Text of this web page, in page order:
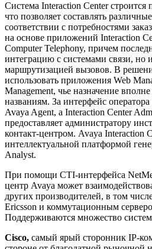
Система Interaction Center
что позволяет составлять
соответствии с потребностями
на основе приложений Interaction
Computer Telephony, причем
интеграцию с системами связи, но
маршрутизацией вызовов. В
использовать приложения Web
Management, чье назначение вполне
названиям. За интерфейс
Avaya Agent, а Interaction Center
предоставляет администратору
контакт-центром. Avaya Interaction
интеллектуальной платформой
Analyst.
При помощи CTI-интерфейса
центр Avaya может
других производителей, в том
Ericsson и коммутационным
Поддерживаются множество
Cisco, самый ярый сторонник IP-